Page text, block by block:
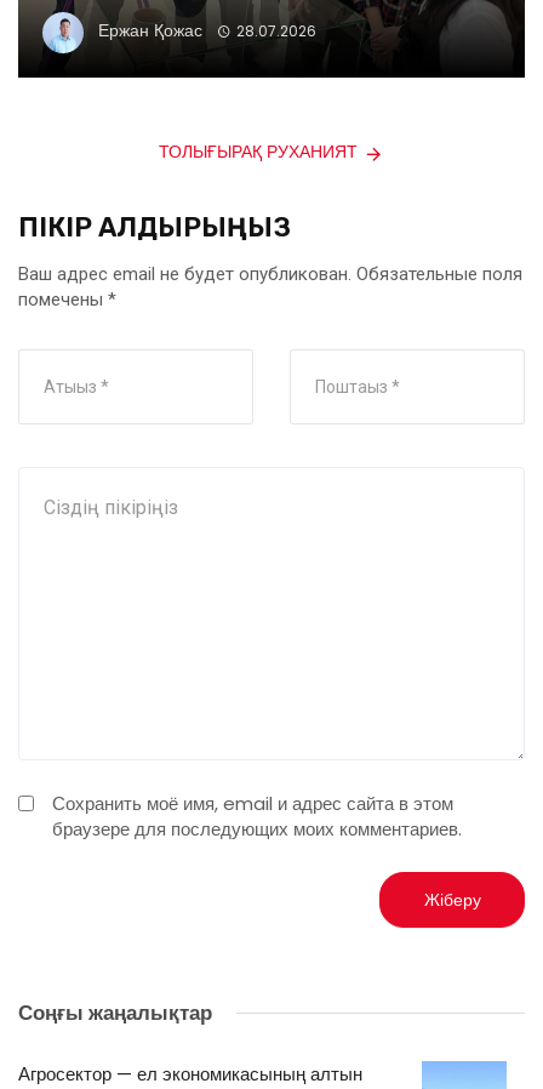
Ержан Қожас 28.07.2026
ТОЛЫҒЫРАҚ РУХАНИЯТ
ПІКІР ҚАЛДЫРЫҢЫЗ
Ваш адрес email не будет опубликован. Обязательные поля
помечены *
Сохранить моё имя, email и адрес сайта в этом
браузере для последующих моих комментариев.
Соңғы жаңалықтар
Агросектор — ел экономикасының алтын